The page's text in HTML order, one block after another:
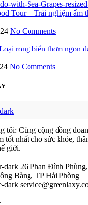
Tour – Trải nghiệm ẩm
No Comments
rong biển thơm ngon
No Comments
tôi: Cùng cộng đồng
tốt nhất cho sức khỏe,
giới.
26 Phan Đình
Bàng, TP Hải Phòng